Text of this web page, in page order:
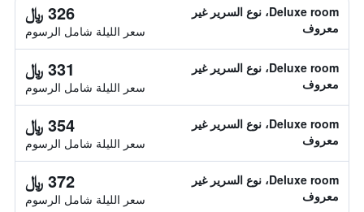
Deluxe room، نوع السرير غير
معروف
326 ﷼
سعر الليلة شامل الرسوم
Deluxe room، نوع السرير غير
معروف
331 ﷼
سعر الليلة شامل الرسوم
Deluxe room، نوع السرير غير
معروف
354 ﷼
سعر الليلة شامل الرسوم
Deluxe room، نوع السرير غير
معروف
372 ﷼
سعر الليلة شامل الرسوم